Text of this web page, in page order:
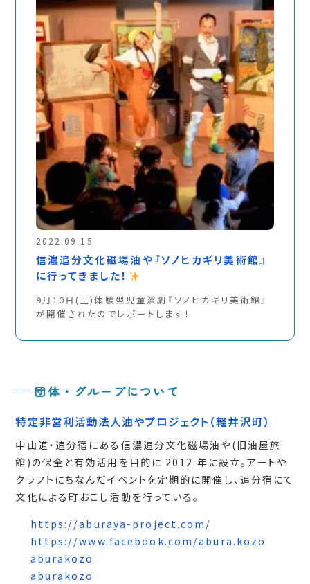
2022.09.15
信濃追分文化磁場油や『ソノヒカギリ美術館』
に行ってきました！
9月10日(土)体験型児童演劇『ソノヒカギリ美術館』
が開催されたのでレポートします！
団体・グループについて
特定非営利活動法人油やプロジェクト（軽井沢町）
中山道・追分宿にある信濃追分文化磁場油や(旧油屋旅
館)の保全と有効活用を目的に 2012 年に設立。アートや
クラフトにちなんだイベントを定期的に開催し、追分宿にて
文化による町おこし活動を行っている。
https://aburaya-project.com/
https://www.facebook.com/abura.kozo
aburakozo
aburakozo